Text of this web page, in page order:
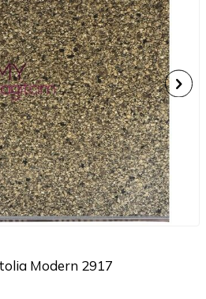
Modern 2917